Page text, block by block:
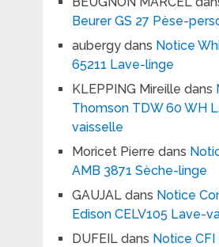
Beurer GS 27 Pèse-
aubergydans Notice
65211 Lave-linge
KLEPPING Mireille dans
Thomson TDW 60 WH
vaisselle
Moricet Pierre dans
AMB 3871 Sèche-linge
GAUJALdans Notice
Edison CELV105 Lave-
DUFEILdans Notice CFI